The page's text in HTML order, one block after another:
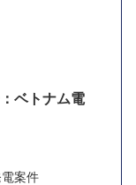
ベトナム電
案件